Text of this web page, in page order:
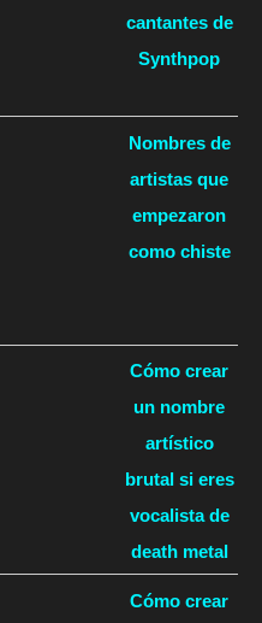
cantantes de
Synthpop
Nombres de
artistas que
empezaron
como chiste
Cómo crear
un nombre
artístico
brutal si eres
vocalista de
death metal
Cómo crear